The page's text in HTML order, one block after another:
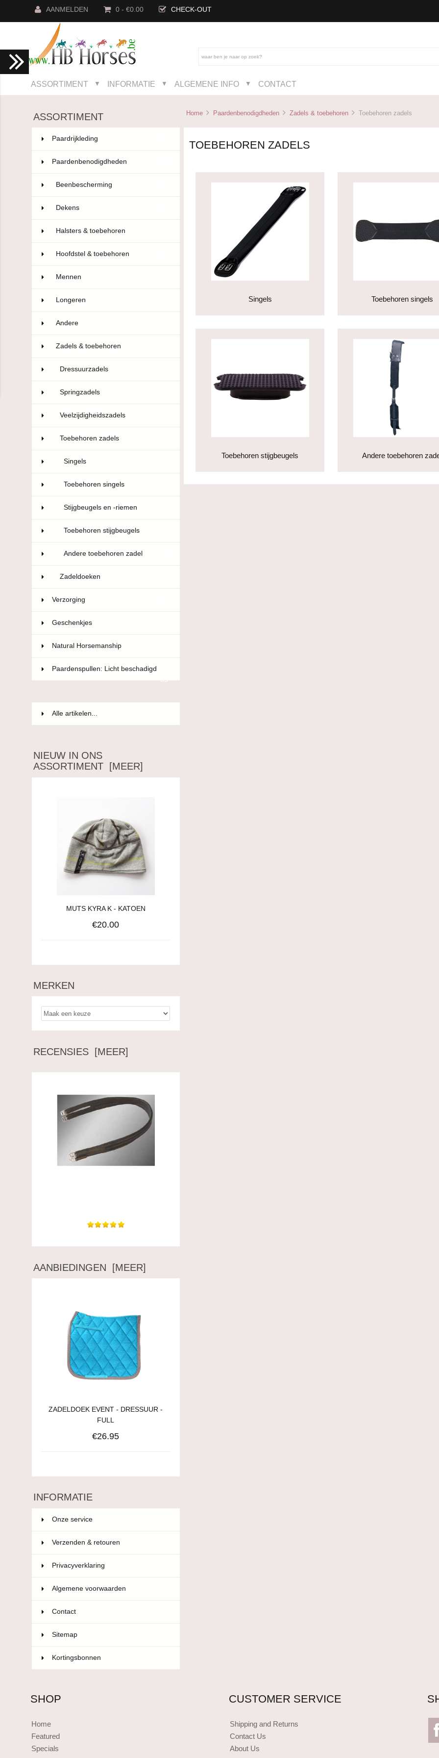
AANMELDEN 0 - €0.00 CHECK-OUT
ASSORTIMENT ▼ INFORMATIE ▼ ALGEMENE INFO ▼ CONTACT
ASSORTIMENT
Paardrijkleding
Paardenbenodigdheden
Beenbescherming
Dekens
Halsters & toebehoren
Hoofdstel & toebehoren
Mennen
Longeren
Andere
Zadels & toebehoren
Dressuurzadels
Springzadels
Veelzijdigheidszadels
Toebehoren zadels
Singels
Toebehoren singels
Stijgbeugels en -riemen
Toebehoren stijgbeugels
Andere toebehoren zadel
Zadeldoeken
Verzorging
Geschenkjes
Natural Horsemanship
Paardenspullen: Licht beschadigd
85
Alle artikelen...
NIEUW IN ONS
ASSORTIMENT [MEER]
MUTS KYRA K - KATOEN
€20.00
MERKEN
RECENSIES [MEER]
AANBIEDINGEN [MEER]
ZADELDOEK EVENT - DRESSUUR -
FULL
€26.95
INFORMATIE
Onze service
Verzenden & retouren
Privacyverklaring
Algemene voorwaarden
Contact
Sitemap
Kortingsbonnen
Home Paardenbenodigdheden Zadels & toebehoren Toebehoren zadels
TOEBEHOREN ZADELS
Singels Toebehoren singels
Toebehoren stijgbeugels Andere toebehoren
SHOP
Home
Featured
Specials
CUSTOMER SERVICE
Shipping and Returns
Contact Us
About Us